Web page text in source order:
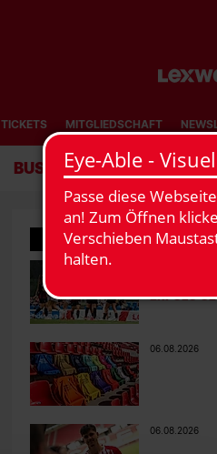
TICKETS MITGLIEDSCHAFT
BUSINESS STADION
DIE
ERFOLG
06.08.2026
06.08.2026